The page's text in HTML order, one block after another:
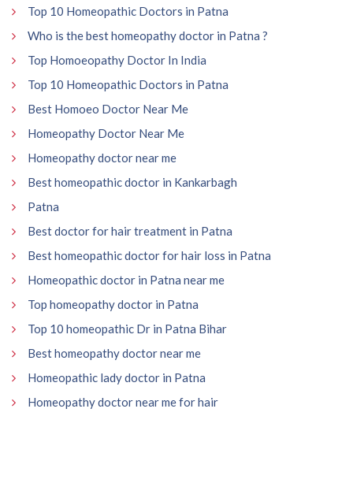
Top 10 Homeopathic Doctors in Patna
Who is the best homeopathy doctor in Patna ?
Top Homoeopathy Doctor In India
Top 10 Homeopathic Doctors in Patna
Best Homoeo Doctor Near Me
Homeopathy Doctor Near Me
Homeopathy doctor near me
Best homeopathic doctor in Kankarbagh
Patna
Best doctor for hair treatment in Patna
Best homeopathic doctor for hair loss in Patna
Homeopathic doctor in Patna near me
Top homeopathy doctor in Patna
Top 10 homeopathic Dr in Patna Bihar
Best homeopathy doctor near me
Homeopathic lady doctor in Patna
Homeopathy doctor near me for hair